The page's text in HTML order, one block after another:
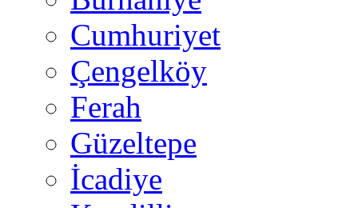
Cumhuriyet
Çengelköy
Ferah
Güzeltepe
İcadiye